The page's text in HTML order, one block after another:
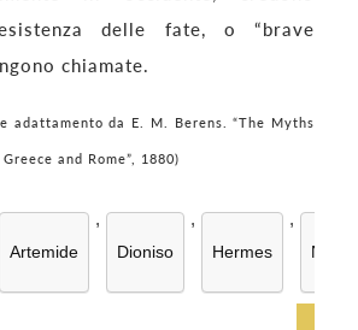
delle fate, o “brave
chiamate.
adattamento da E. M. Berens. “The Myths
and Rome”, 1880)
Artemide
,
Dioniso
,
Hermes
,
Naiadi